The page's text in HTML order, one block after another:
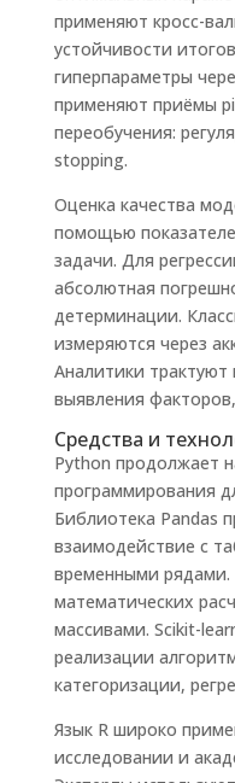
применяют кросс-
устойчивости
гиперпараметры
применяют приёмы
переобучения:
stopping.
Оценка качества
помощью
задачи. Для
абсолютная
детерминации.
измеряются через
Аналитики
выявления
Средства и
Python продолжает
программирования
Библиотека Pandas
взаимодействие с
временными рядами.
математических
массивами. Scikit-
реализации
категоризации,
Язык R широко
исследовании и